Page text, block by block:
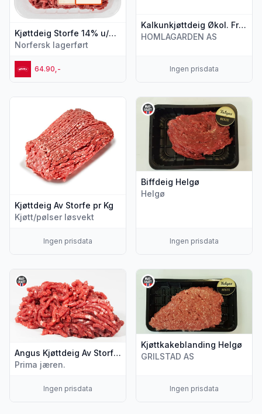
Kjøttdeig Storfe 14% u/Salt og Vann 400g Meny
Norfersk lagerført
64.90,-
Kalkunkjøttdeig Økol. Frys Ca420g Homlagarden
HOMLAGARDEN AS
Ingen prisdata
Kjøttdeig Av Storfe pr Kg
Kjøtt/pølser løsvekt
Ingen prisdata
Vis flere detaljer for produktet "Kjøttdeig Av Storfe pr Kg"
Biffdeig Helgø
Helgø
Ingen prisdata
Vis flere detaljer for
Angus Kjøttdeig Av Storfe 14% Fett pr Kg
Prima jæren.
Ingen prisdata
Vis flere detaljer for produktet "Angus Kjøttdeig Av Storfe
Kjøttkakeblanding Helgø
GRILSTAD AS
Ingen prisdata
Vis flere detaljer for